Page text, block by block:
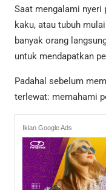
Saat mengalami nyeri
kaku, atau tubuh
banyak orang
untuk mendapatkan
Padahal sebelum
terlewat: memahami
Iklan Google Ads